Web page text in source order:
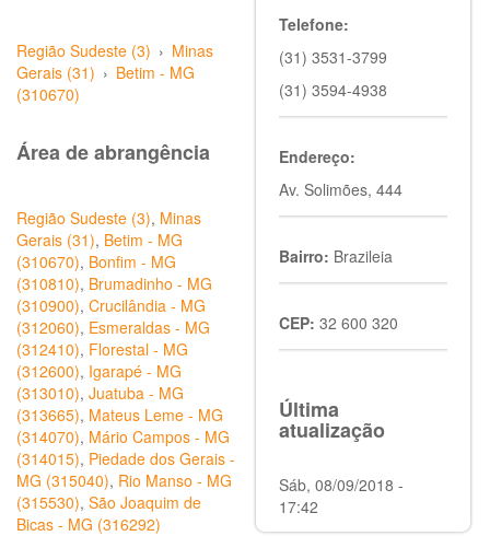
Região Sudeste (3) › Minas
Gerais (31) › Betim - MG
(310670)
Área de abrangência
Região Sudeste (3), Minas
Gerais (31), Betim - MG
(310670), Bonfim - MG
(310810), Brumadinho - MG
(310900), Crucilândia - MG
(312060), Esmeraldas - MG
(312410), Florestal - MG
(312600), Igarapé - MG
(313010), Juatuba - MG
(313665), Mateus Leme - MG
(314070), Mário Campos - MG
(314015), Piedade dos Gerais -
MG (315040), Rio Manso - MG
(315530), São Joaquim de
Bicas - MG (316292)
Telefone:
(31) 3531-3799
(31) 3594-4938
Endereço:
Av. Solimões, 444
Bairro: Brazileia
CEP: 32 600 320
Última
atualização
Sáb, 08/09/2018 -
17:42